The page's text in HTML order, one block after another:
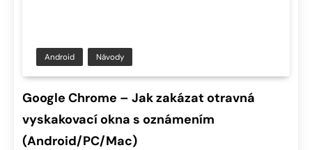
Android Návody
Google Chrome – Jak zakázat otravná
vyskakovací okna s oznámením
(Android/PC/Mac)